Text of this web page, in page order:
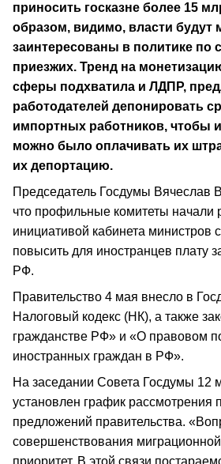
приносить госказне более 15
образом, видимо, власти будут
заинтересованы в политике по
приезжих. Тренд на
сферы подхватила и ЛДПР,
работодателей депонировать
импортных работников, чтобы
можно было оплачивать их
их депортацию.
Председатель Госдумы Вячеслав
что профильные комитеты начали
инициативой кабинета министров
повысить для иностранцев плату
РФ.
Правительство 4 мая внесло в
Налоговый кодекс (НК), а также
гражданстве РФ» и «О правовом
иностранных граждан в РФ».
На заседании Совета Госдумы 12
установлен график рассмотрения
предложений правительства.
совершенствования